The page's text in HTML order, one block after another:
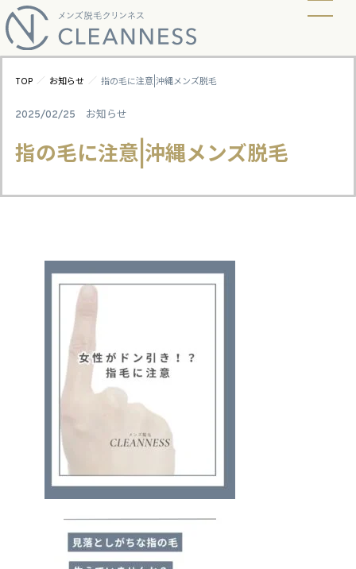
TOP ／ お知らせ ／ 指の毛に注意|沖縄メンズ脱毛
2025/02/25 お知らせ
指の毛に注意|沖縄メンズ脱毛